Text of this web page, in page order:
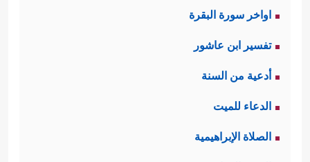
اواخر سورة البقرة
تفسير ابن عاشور
أدعية من السنة
الدعاء للميت
الصلاة الإبراهيمية